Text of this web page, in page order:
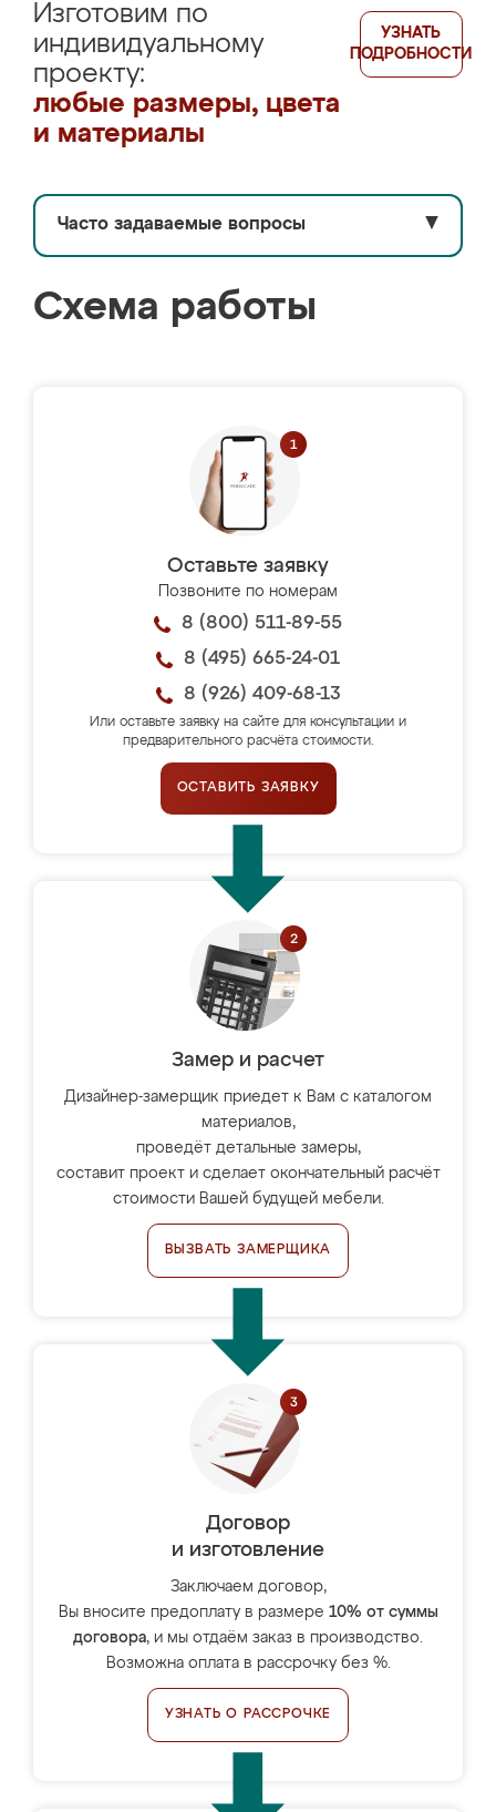
Изготовим по
индивидуальному
проекту:
любые размеры, цвета
и материалы
УЗНАТЬ
ПОДРОБНОСТИ
Часто задаваемые вопросы ▼
Схема работы
Оставьте заявку
Позвоните по номерам
8 (800) 511-89-55
8 (495) 665-24-01
8 (926) 409-68-13
Или оставьте заявку на сайте для консультации и
предварительного расчёта стоимости.
ОСТАВИТЬ ЗАЯВКУ
Замер и расчет
Дизайнер-замерщик приедет к Вам с каталогом
материалов,
проведёт детальные замеры,
составит проект и сделает окончательный расчёт
стоимости Вашей будущей мебели.
ВЫЗВАТЬ ЗАМЕРЩИКА
Договор
и изготовление
Заключаем договор,
Вы вносите предоплату в размере 10% от суммы
договора, и мы отдаём заказ в производство.
Возможна оплата в рассрочку без %.
УЗНАТЬ О РАССРОЧКЕ